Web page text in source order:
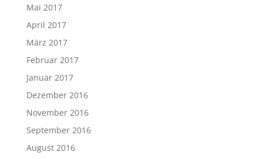
Mai 2017
April 2017
März 2017
Februar 2017
Januar 2017
Dezember 2016
November 2016
September 2016
August 2016